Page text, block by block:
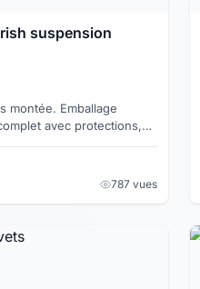
suspension
montée. Emballage
avec protections,
accessoires. A
787 vues